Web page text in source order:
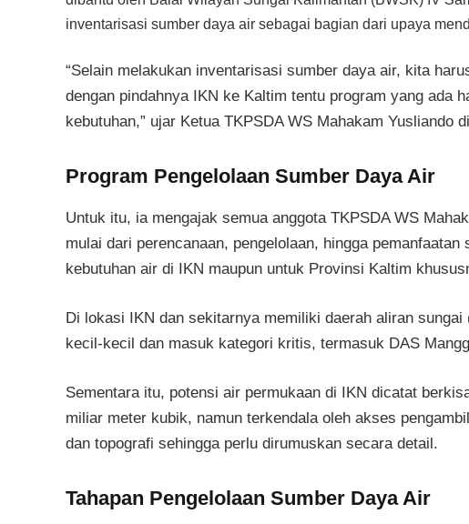
inventarisasi sumber daya air sebagai bagian dari upaya
“Selain melakukan inventarisasi sumber daya air, kita
dengan pindahnya IKN ke Kaltim tentu program yang ada
kebutuhan,” ujar Ketua TKPSDA WS Mahakam Yusliando
Program Pengelolaan Sumber Daya Air
Untuk itu, ia mengajak semua anggota TKPSDA WS
mulai dari perencanaan, pengelolaan, hingga
kebutuhan air di IKN maupun untuk Provinsi Kaltim
Di lokasi IKN dan sekitarnya memiliki daerah aliran
kecil-kecil dan masuk kategori kritis, termasuk DAS
Sementara itu, potensi air permukaan di IKN dicatat
miliar meter kubik, namun terkendala oleh akses
dan topografi sehingga perlu dirumuskan secara detail.
Tahapan Pengelolaan Sumber Daya Air